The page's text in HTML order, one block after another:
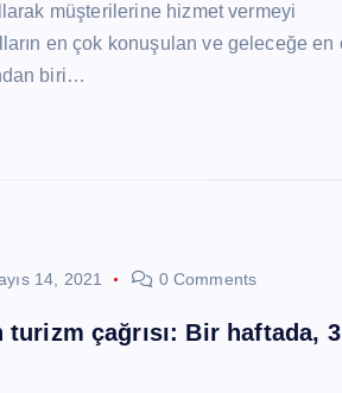
müşterilerine hizmet vermeyi
en çok konuşulan ve geleceğe en
biri…
14, 2021 0 Comments
turizm çağrısı: Bir haftada, 3